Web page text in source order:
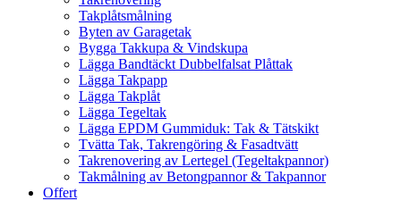
Takplåtsmålning
Byten av Garagetak
Bygga Takkupa & Vindskupa
Lägga Bandtäckt Dubbelfalsat Plåttak
Lägga Takpapp
Lägga Takplåt
Lägga Tegeltak
Lägga EPDM Gummiduk: Tak & Tätskikt
Tvätta Tak, Takrengöring & Fasadtvätt
Takrenovering av Lertegel (Tegeltakpannor)
Takmålning av Betongpannor & Takpannor
Offert